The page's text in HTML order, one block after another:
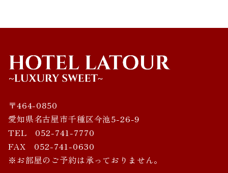
〒464-0850
愛知県名古屋市千種区今池5-26-9
TEL 052-741-7770
FAX 052-741-0630
※お部屋のご予約は承っておりません。